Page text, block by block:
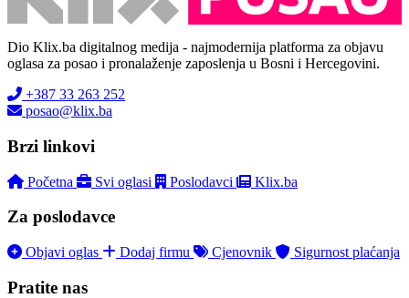
Dio Klix.ba digitalnog medija - najmodernija platforma za objavu
oglasa za posao i pronalaženje zaposlenja u Bosni i Hercegovini.
+387 33 263 252
posao@klix.ba
Brzi linkovi
Početna Svi oglasi Poslodavci Klix.ba
Za poslodavce
Objavi oglas Dodaj firmu Cjenovnik Sigurnost plaćanja
Pratite nas